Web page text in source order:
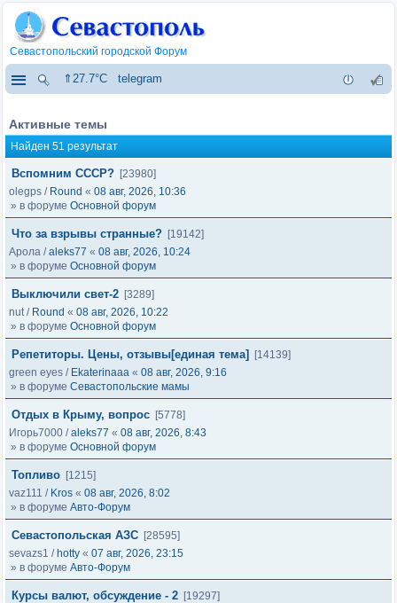
Севастопольский городской Форум
⇑27.7°C telegram
Активные темы
Найден 51 результат
Вспомним СССР? [23980]
olegps / Round « 08 авг, 2026, 10:36
» в форуме Основной форум
Что за взрывы странные? [19142]
Арола /aleks77 « 08 авг, 2026, 10:24
» в форуме Основной форум
Выключили свет-2 [3289]
nut/ Round « 08 авг, 2026, 10:22
» в форуме Основной форум
Репетиторы. Цены, отзывы[единая тема]
[14139]
green eyes / Ekaterinaaa « 08 авг, 2026, 9:16
» в форуме Севастопольские мамы
Отдых в Крыму, вопрос [5778]
Игорь7000 /aleks77 « 08 авг, 2026, 8:43
» в форуме Основной форум
Топливо [1215]
vaz111 / Kros « 08 авг, 2026, 8:02
» в форуме Авто-Форум
Севастопольская АЗС [28595]
sevazs1 / hotty « 07 авг, 2026, 23:15
» в форуме Авто-Форум
Курсы валют, обсуждение - 2 [19297]